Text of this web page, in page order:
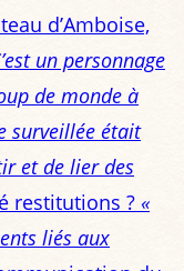
d’Amboise,
un personnage
de monde à
surveillée était
et de lier des
restitutions ? «
liés aux